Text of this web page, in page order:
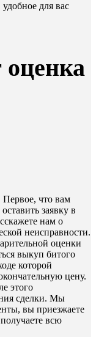
для вас
оценка
Первое, что вам
заявку в
нам о
неисправности.
оценки
выкуп битого
которой
цену.
этого
сделки. Мы
вы приезжаете
всю